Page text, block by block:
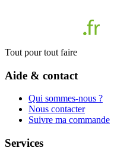
Tout pour tout faire
Aide & contact
Qui sommes-nous ?
Nous contacter
Suivre ma commande
Services